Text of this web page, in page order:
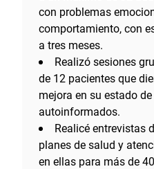
con problemas
comportamiento, con
a tres meses.
Realizó sesiones
de 12 pacientes que
mejora en su estado
autoinformados.
Realicé entrevistas
planes de salud y
en ellas para más de